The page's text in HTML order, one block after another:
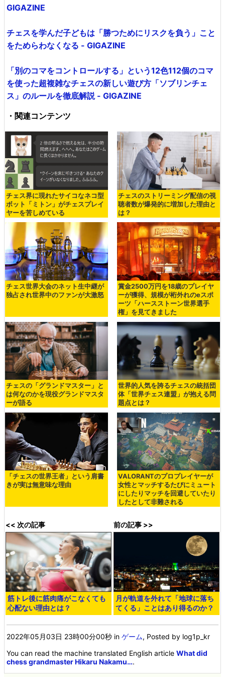
GIGAZINE
チェスを学んだ子どもは「勝つためにリスクを負う」こと
をためらわなくなる - GIGAZINE
「別のコマをコントロールする」という12色112個のコマ
を使った超複雑なチェスの新しい遊び方「ソブリンチェ
ス」のルールを徹底解説 - GIGAZINE
・関連コンテンツ
チェス界に現れたサイコなネコ型
ボット「ミトン」がチェスプレイ
ヤーを苦しめている
チェスのストリーミング配信の視
聴者数が爆発的に増加した理由と
は？
チェス世界大会のネット生中継が
独占され世界中のファンが大激怒
賞金2500万円を18歳のプレイヤ
ーが獲得、規模が桁外れのeスポ
ーツ「ハースストーン世界選手
権」を見てきました
チェスの「グランドマスター」と
は何なのかを現役グランドマスタ
ーが語る
世界的人気を誇るチェスの統括団
体「世界チェス連盟」が抱える問
題点とは？
「チェスの世界王者」という肩書
きが実は無意味な理由
VALORANTのプロプレイヤーが
女性とマッチするたびにミュート
にしたりマッチを回避していたり
したとして非難される
<< 次の記事
筋トレ後に筋肉痛がこなくても
心配ない理由とは？
前の記事 >>
月が軌道を外れて「地球に落ち
てくる」ことはあり得るのか？
2022年05月03日 23時00分00秒 inゲーム, Posted by log1p_kr
You can read the machine translated English articleWhat did
chess grandmaster Hikaru Nakamu….